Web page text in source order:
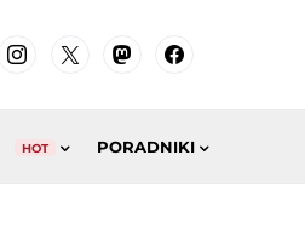
HOT PORADNIKI